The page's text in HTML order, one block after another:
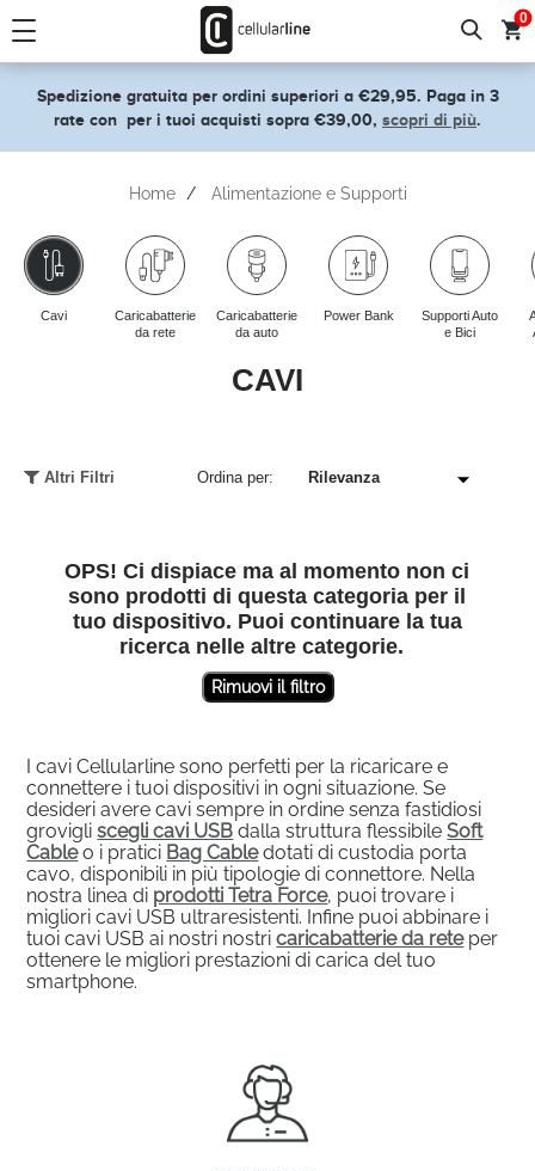
0
Spedizione gratuita per ordini superiori a €29,95. Paga in 3
rate con per i tuoi acquisti sopra €39,00, scopri di più.
Home Alimentazione e Supporti
Cavi
Caricabatterie
da rete
Caricabatterie
da auto
Power Bank
Supporti Auto
e Bici
CAVI
Altri Filtri Ordina per:
OPS! Ci dispiace ma al momento non ci
sono prodotti di questa categoria per il
tuo dispositivo. Puoi continuare la tua
ricerca nelle altre categorie.
Rimuovi il filtro
I cavi Cellularline sono perfetti per la ricaricare e
connettere i tuoi dispositivi in ogni situazione. Se
desideri avere cavi sempre in ordine senza fastidiosi
grovigliscegli cavi USB dalla struttura flessibileSoft
Cableo i pratici Bag Cabledotati di custodia porta
cavo, disponibili in più tipologie di connettore. Nella
nostra linea di prodotti Tetra Force, puoi trovare i
migliori cavi USB ultraresistenti. Infine puoi abbinare i
tuoi cavi USB ai nostri nostricaricabatterie da reteper
ottenere le migliori prestazioni di carica del tuo
smartphone.